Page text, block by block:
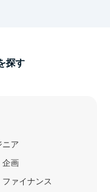
探す
ニア
企画
ファイナンス